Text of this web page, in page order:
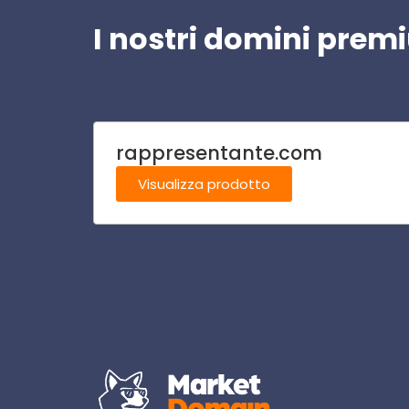
I nostri domini
rappresentante.com
Visualizza prodotto